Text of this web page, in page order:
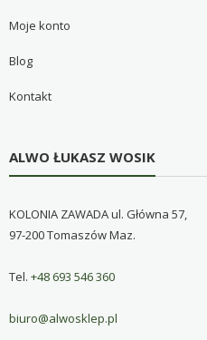
Moje konto
Blog
Kontakt
ALWO ŁUKASZ WOSIK
KOLONIA ZAWADA ul. Główna 57,
97-200 Tomaszów Maz.
Tel. +48 693 546 360
biuro@alwosklep.pl